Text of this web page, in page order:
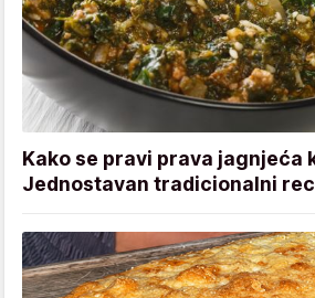
Kako se pravi prava jagnjeća
Jednostavan tradicionalni